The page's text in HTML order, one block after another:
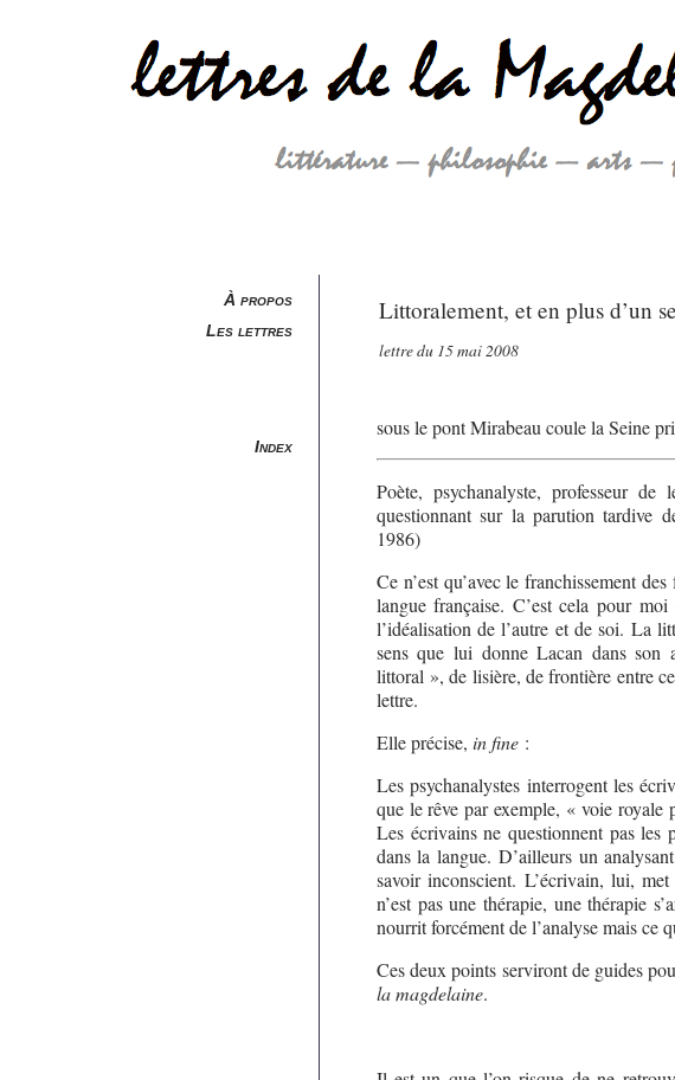
À propos
Les lettres
Index
Littoralement, et en plus d’un
lettre du 15 mai 2008
sous le pont Mirabeau coule la Seine
Poète, psychanalyste, professeur
questionnant sur la parution tardive
1986)
Ce n’est qu’avec le franchissement
langue française. C’est cela pour
l’idéalisation de l’autre et de soi. La
sens que lui donne Lacan dans
littoral », de lisière, de frontière entre
lettre.
Elle précise, in fine:
Les psychanalystes interrogent les
que le rêve par exemple, « voie royale
Les écrivains ne questionnent pas les
dans la langue. D’ailleurs un
savoir inconscient. L’écrivain, lui,
n’est pas une thérapie, une thérapie
nourrit forcément de l’analyse mais ce
Ces deux points serviront de guides
la magdelaine.